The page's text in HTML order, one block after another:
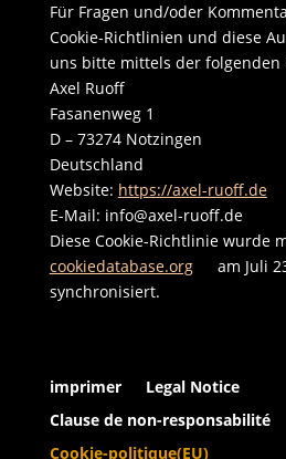
Für Fragen und/oder
Cookie-Richtlinien und diese
uns bitte mittels der folgenden
Axel Ruoff
Fasanenweg 1
D – 73274 Notzingen
Deutschland
Website: https://axel-ruoff.de
E-Mail: info@axel-ruoff.de
Diese Cookie-Richtlinie wurde
cookiedatabase.org
am Juli
synchronisiert.
imprimer
Legal Notice
Clause de non-responsabilité
Cookie-politique(EU)